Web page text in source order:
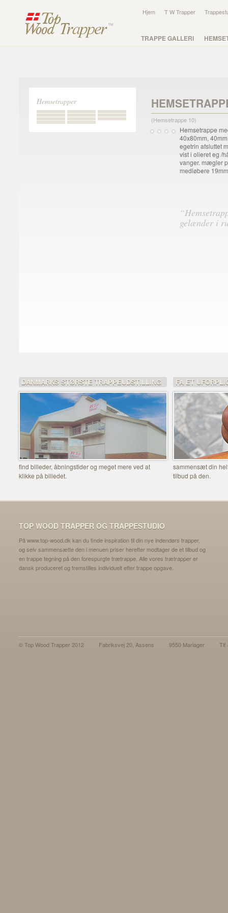
Hjem T W Trapper
TRAPPE GALLERI
Hemsetrapper
(Hemsetrappe 10)
Hemsetrappe
40x80mm,
egetrin afsluttet
vist i olieret eg /
vanger. mægler
medløbere
gelænder i
DANMARKS STØRSTE TRAPPEUDSTILLING
find billeder, åbningstider og meget mere ved at
klikke på billedet.
FÅ ET
sammensæt din
tilbud på den.
TOP WOOD TRAPPER OG TRAPPESTUDIO
På www.top-wood.dk kan du finde inspiration til din nye indendørs trapper,
og selv sammensætte den i menuen priser herefter modtager de et tilbud og
en trappe tegning på den forespurgte trætrappe. Alle vores trætrapper er
dansk produceret og fremstilles individuelt efter trappe opgave.
© Top Wood Trapper 2012 Fabriksvej 20, Assens 9550 Mariager Tlf